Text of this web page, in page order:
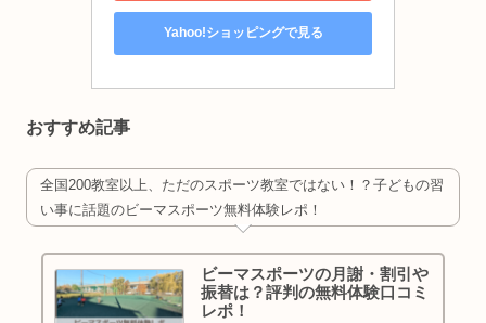
Yahoo!ショッピングで見る
おすすめ記事
全国200教室以上、ただのスポーツ教室ではない！？子どもの習
い事に話題のビーマスポーツ無料体験レポ！
ビーマスポーツの月謝・割引や
振替は？評判の無料体験口コミ
レポ！